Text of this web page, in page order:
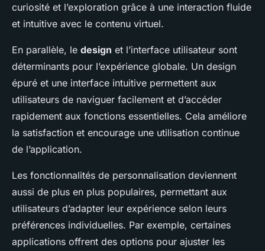
curiosité et l’exploration grâce à une interaction fluide
et intuitive avec le contenu virtuel.
En parallèle, le design et l’interface utilisateur sont
déterminants pour l’expérience globale. Un design
épuré et une interface intuitive permettent aux
utilisateurs de naviguer facilement et d’accéder
rapidement aux fonctions essentielles. Cela améliore
la satisfaction et encourage une utilisation continue
de l’application.
Les fonctionnalités de personnalisation deviennent
aussi de plus en plus populaires, permettant aux
utilisateurs d’adapter leur expérience selon leurs
préférences individuelles. Par exemple, certaines
applications offrent des options pour ajuster les